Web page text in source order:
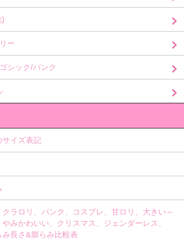
)
ー
シック/パンク
サイズ表記
ラロリ、パンク、コスプレ、甘ロリ、大きい～
みかわいい、クリスマス、ジェンダーレス、
長さ&膨らみ比較表